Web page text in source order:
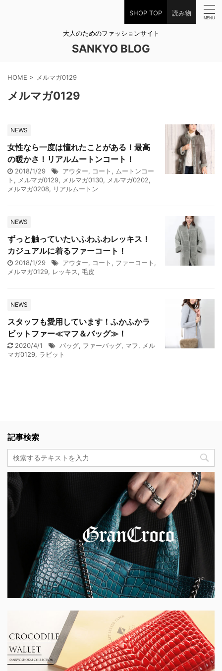
SHOP TOP 読み物
大人のためのファッションサイト
SANKYO BLOG
HOME > メルマガ0129
メルマガ0129
NEWS
女性なら一度は憧れたことがある！最高
の暖かさ！リアルムートンコート！
2018/1/29 アウター, コート , ムートンコー
ト , メルマガ0129, メルマガ0130, メルマガ0202,
メルマガ0208, リアルムートン
NEWS
ずっと触っていたいふわふわレッキス！
カジュアルに着るファーコート！
2018/1/29 アウター, コート , ファーコート ,
メルマガ0129, レッキス, 毛皮
NEWS
スタッフも愛用しています！ふかふかラ
ビットファー≪マフ＆バッグ≫！
2020/4/1 バッグ, ファーバッグ, マフ, メル
マガ0129, ラビット
記事検索